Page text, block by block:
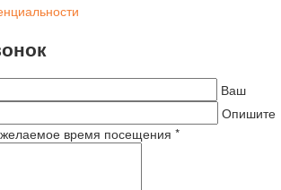
Ваш
Опишите
время посещения *